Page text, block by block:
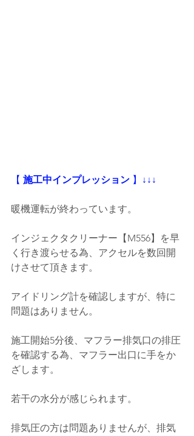
【 施工中インプレッション 】 ↓↓↓
暖機運転が終わっています。
インジェクタクリーナー【M556】を早
く行き渡らせる為、アクセルを数回開
けさせて頂きます。
アイドリング計を確認しますが、特に
問題はありません。
施工開始5分後、マフラー排気口の排圧
を確認する為、マフラー出口に手をか
ざします。
若干の水分が感じられます。
排気圧の方は問題ありませんが、排気